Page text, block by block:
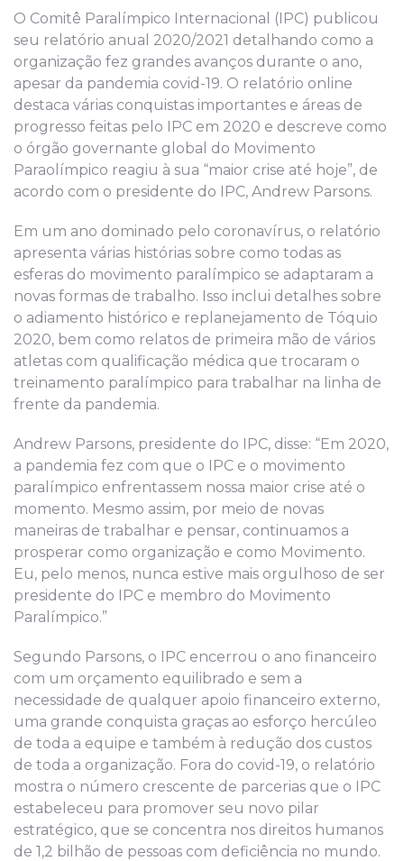
O Comitê Paralímpico Internacional (IPC) publicou
seu relatório anual 2020/2021 detalhando como a
organização fez grandes avanços durante o ano,
apesar da pandemia covid-19. O relatório online
destaca várias conquistas importantes e áreas de
progresso feitas pelo IPC em 2020 e descreve como
o órgão governante global do Movimento
Paraolímpico reagiu à sua “maior crise até hoje”, de
acordo com o presidente do IPC, Andrew Parsons.
Em um ano dominado pelo coronavírus, o relatório
apresenta várias histórias sobre como todas as
esferas do movimento paralímpico se adaptaram a
novas formas de trabalho. Isso inclui detalhes sobre
o adiamento histórico e replanejamento de Tóquio
2020, bem como relatos de primeira mão de vários
atletas com qualificação médica que trocaram o
treinamento paralímpico para trabalhar na linha de
frente da pandemia.
Andrew Parsons, presidente do IPC, disse: “Em 2020,
a pandemia fez com que o IPC e o movimento
paralímpico enfrentassem nossa maior crise até o
momento. Mesmo assim, por meio de novas
maneiras de trabalhar e pensar, continuamos a
prosperar como organização e como Movimento.
Eu, pelo menos, nunca estive mais orgulhoso de ser
presidente do IPC e membro do Movimento
Paralímpico.”
Segundo Parsons, o IPC encerrou o ano financeiro
com um orçamento equilibrado e sem a
necessidade de qualquer apoio financeiro externo,
uma grande conquista graças ao esforço hercúleo
de toda a equipe e também à redução dos custos
de toda a organização. Fora do covid-19, o relatório
mostra o número crescente de parcerias que o IPC
estabeleceu para promover seu novo pilar
estratégico, que se concentra nos direitos humanos
de 1,2 bilhão de pessoas com deficiência no mundo.